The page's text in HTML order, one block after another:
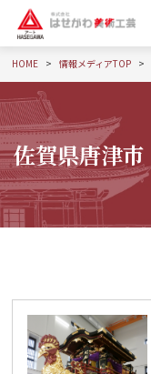
HOME 情報メディアTOP
佐賀県唐津市